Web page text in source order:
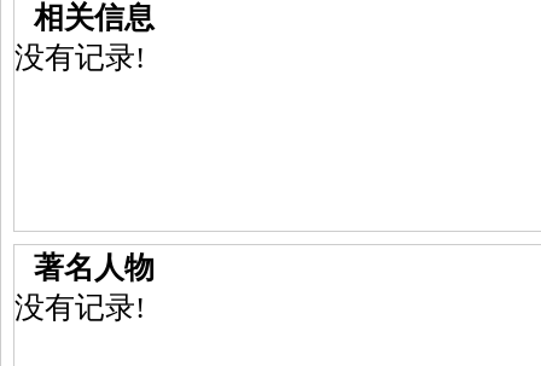
相关信息
没有记录!
著名人物
没有记录!